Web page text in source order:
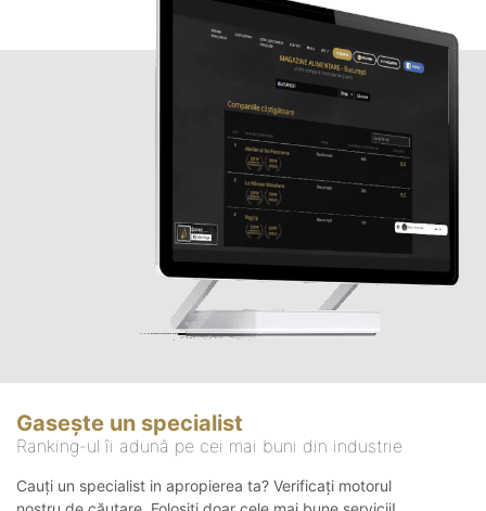
Gasește un specialist
Ranking-ul îi adună pe cei mai buni din industrie
Cauți un specialist in apropierea ta? Verificați motorul